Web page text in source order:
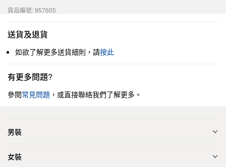
貨品編號: 957605
送貨及退貨
如欲了解更多送貨細則，請按此
有更多問題?
參閱常見問題 ，或直接聯絡我們了解更多。
男裝
女裝